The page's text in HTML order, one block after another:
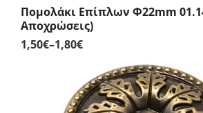
Πομολάκι Επίπλων Φ22mm
Αποχρώσεις)
1,50€–1,80€Price
range:
1,50€
through